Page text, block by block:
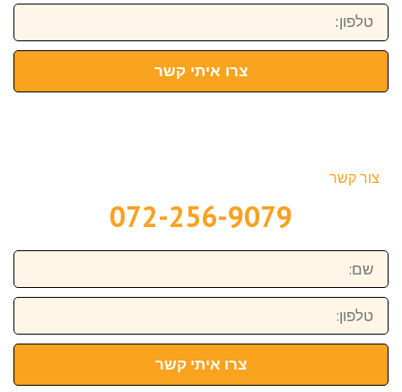
טלפון:
צרו איתי קשר
צור קשר
072-256-9079
שם:
טלפון:
צרו איתי קשר